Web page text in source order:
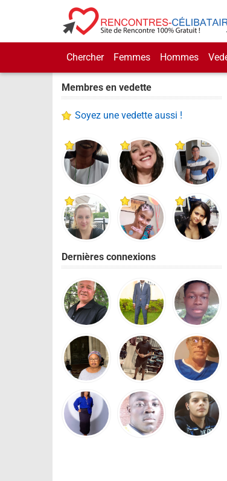
Chercher Femmes Hommes
Membres en vedette
Soyez une vedette aussi !
Dernières connexions